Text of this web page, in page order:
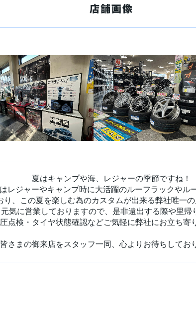
店舗画像
夏はキャンプや海、レジャーの季節ですね！
レジャーやキャンプ時に大活躍のルーフラックやル
り、この夏を楽しむ為のカスタムが出来る弊社唯一の
気に営業しておりますので、是非遠出する際や里帰
点検・タイヤ状態確認などご気軽に弊社にお立ち寄
皆さまの御来店をスタッフ一同、心よりお待ちしてお